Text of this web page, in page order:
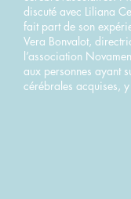
discuté avec Liliana
fait part de son
Vera Bonvalot,
l’association
aux personnes ayant
cérébrales acquises,